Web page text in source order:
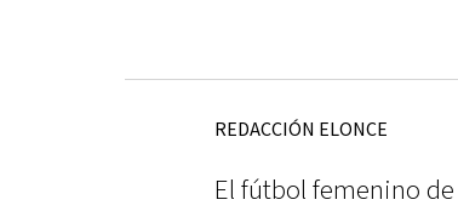
REDACCIÓN ELONCE
El fútbol femenino